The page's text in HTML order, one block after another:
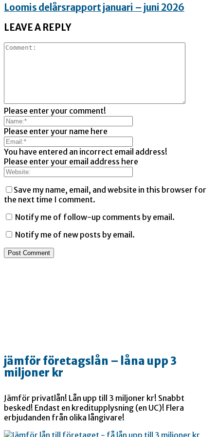
Loomis delårsrapport januari – juni 2026
LEAVE A REPLY
Please enter your comment!
Please enter your name here
You have entered an incorrect email address!
Please enter your email address here
Save my name, email, and website in this browser for
the next time I comment.
Notify me of follow-up comments by email.
Notify me of new posts by email.
jämför företagslån – låna upp 3
miljoner kr
Jämför privatlån! Lån upp till 3 miljoner kr! Snabbt
besked! Endast en kreditupplysning (en UC)! Flera
erbjudanden från olika långivare!